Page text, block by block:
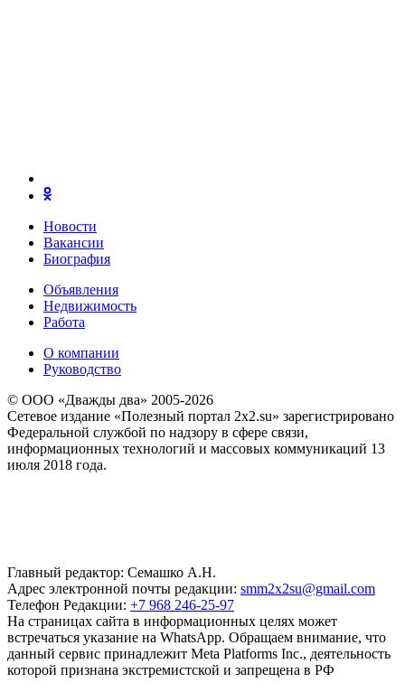
Новости
Вакансии
Биография
Объявления
Недвижимость
Работа
О компании
Руководство
© ООО «Дважды два» 2005-2026
Сетевое издание «Полезный портал 2x2.su» зарегистрировано
Федеральной службой по надзору в сфере связи,
информационных технологий и массовых коммуникаций 13
июля 2018 года.
Главный редактор: Семашко А.Н.
Адрес электронной почты редакции: smm2x2su@gmail.com
Телефон Редакции: +7 968 246-25-97
На страницах сайта в информационных целях может
встречаться указание на WhatsApp. Обращаем внимание, что
данный сервис принадлежит Meta Platforms Inc., деятельность
которой признана экстремистской и запрещена в РФ